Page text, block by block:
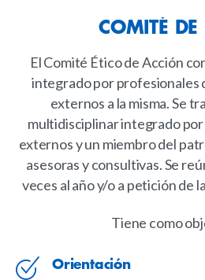
COMITÉ DE
El Comité Ético de Acción
integrado por profesionales
externos a la misma. Se
multidisciplinar integrado
externos y un miembro del
asesoras y consultivas. Se
veces al año y/o a petición de
Tiene como
Orientación